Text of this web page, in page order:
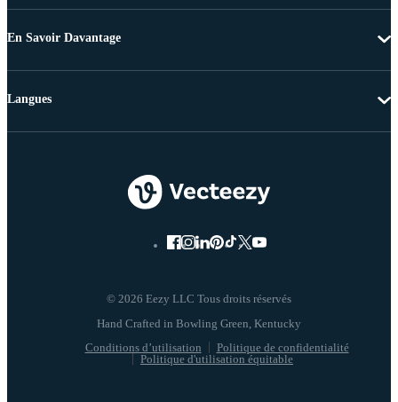
En Savoir Davantage
© 2026 Eezy LLC Tous droits réservés
Conditions d’utilisation
Politique de confidentialité
Politique d'utilisation équitable
Langues